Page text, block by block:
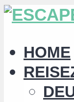
HOME